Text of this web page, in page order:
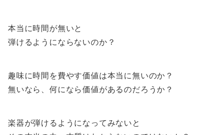
本当に時間が無いと
弾けるようにならないのか？
趣味に時間を費やす価値は本当に無いのか？
無いなら、何になら価値があるのだろうか？
楽器が弾けるようになってみないと